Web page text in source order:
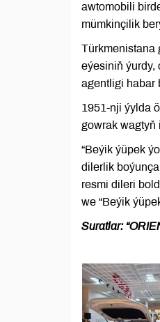
awtomobili
mümkinçilik
Türkmenistana
eýesiniň ýurdy,
agentligi habar
1951-nji ýylda
gowrak wagtyň
“Beýik ýüpek
dilerlik
resmi dileri
we “Beýik
Suratlar: